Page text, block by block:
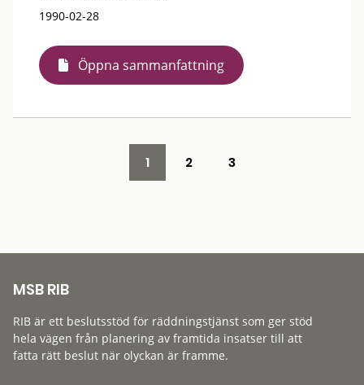
1990-02-28
Öppna sammanfattning
1 2 3
MSB RIB
RIB är ett beslutsstöd för räddningstjänst som ger stöd
hela vägen från planering av framtida insatser till att
fatta rätt beslut när olyckan är framme.